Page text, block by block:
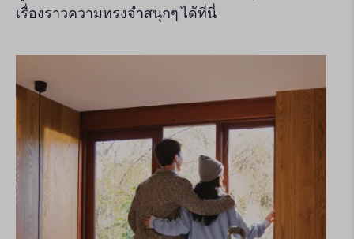
เรื่องราวความทรงจำสนุกๆ ได้ที่นี่